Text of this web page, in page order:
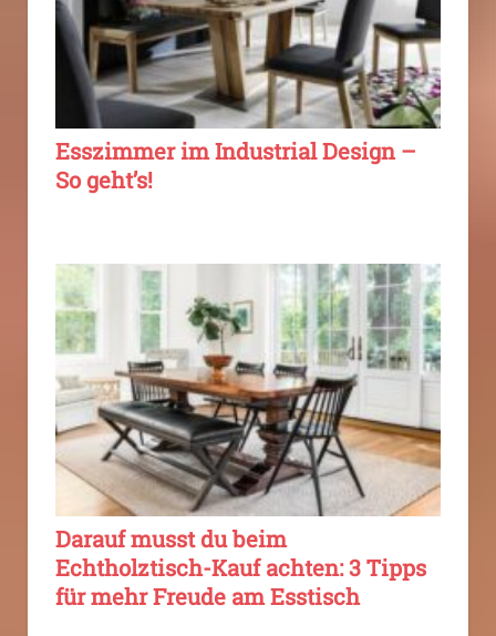
Esszimmer im Industrial Design –
So geht’s!
Darauf musst du beim
Echtholztisch-Kauf achten: 3 Tipps
für mehr Freude am Esstisch